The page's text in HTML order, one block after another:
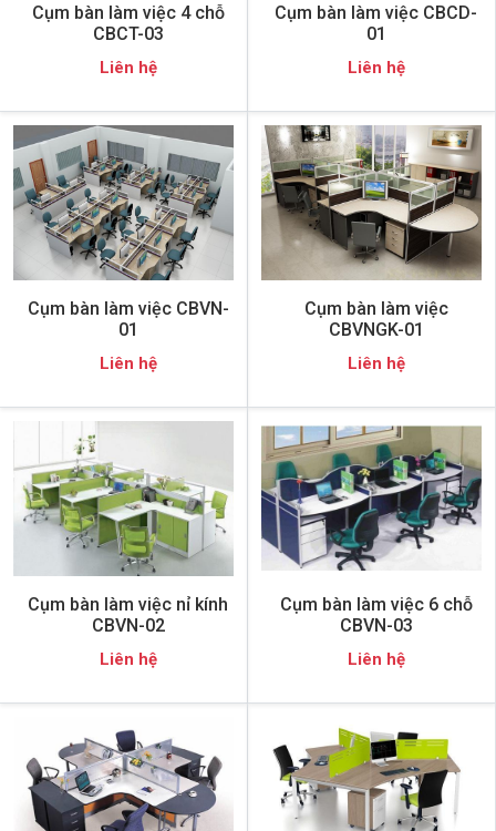
Cụm bàn làm việc 4 chỗ
CBCT-03
Liên hệ
Cụm bàn làm việc CBCD-
01
Liên hệ
Cụm bàn làm việc CBVN-
01
Liên hệ
Cụm bàn làm việc
CBVNGK-01
Liên hệ
Cụm bàn làm việc nỉ kính
CBVN-02
Liên hệ
Cụm bàn làm việc 6 chỗ
CBVN-03
Liên hệ